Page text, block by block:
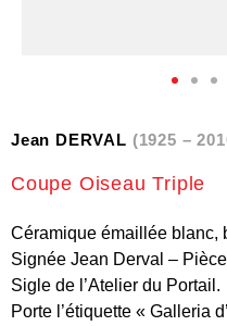
Jean DERVAL (1925 –
Coupe Oiseau Triple
Céramique émaillée blanc,
Signée Jean Derval –
Sigle de l’Atelier du Portail.
Porte l’étiquette « Galleria